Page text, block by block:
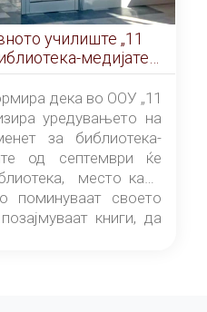
училиште „11
медијатека
дека во ООУ „11
уредувањето на
за библиотека-
од септември ќе
место каде
своето
книги, да